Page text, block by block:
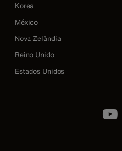
Korea
México
Nova Zelândia
Reino Unido
Estados Unidos